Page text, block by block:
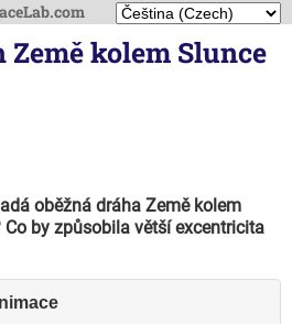
Země kolem Slunce
oběžná dráha Země kolem
Co by způsobila větší excentricita